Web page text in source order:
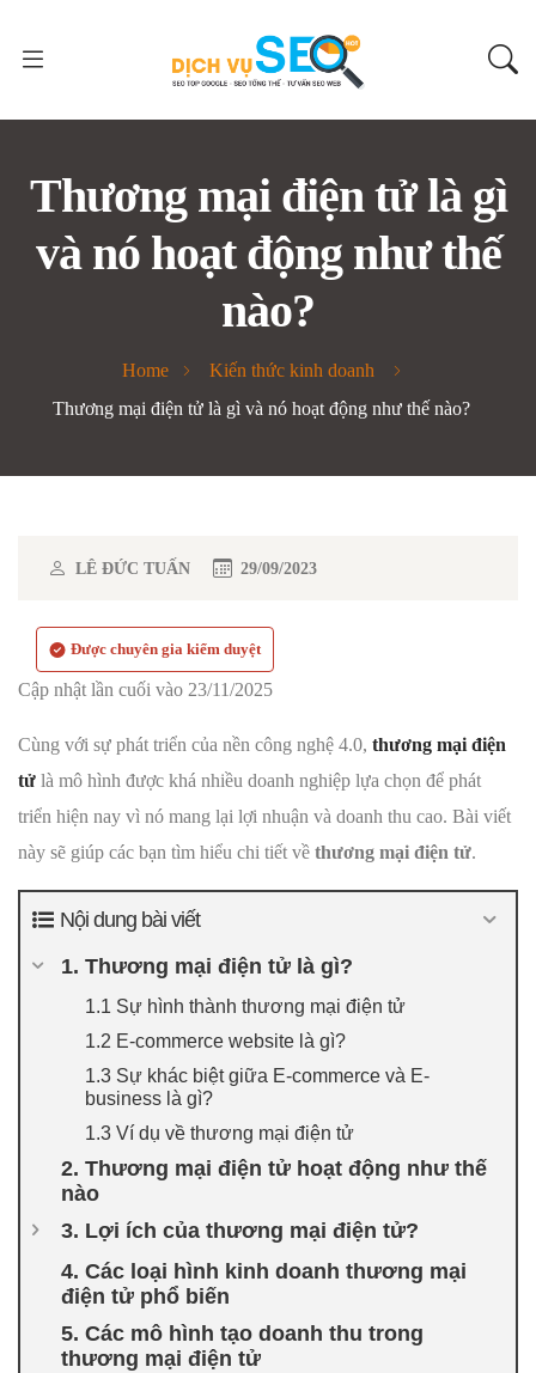
Thương mại điện tử là gì
và nó hoạt động như thế
nào?
Home
Kiến thức kinh doanh
Thương mại điện tử là gì và nó hoạt động như thế nào?
LÊ ĐỨC TUẤN 29/09/2023
Được chuyên gia kiểm duyệt
Cập nhật lần cuối vào 23/11/2025
Cùng với sự phát triển của nền công nghệ 4.0, thương mại điện
tử là mô hình được khá nhiều doanh nghiệp lựa chọn để phát
triển hiện nay vì nó mang lại lợi nhuận và doanh thu cao. Bài viết
này sẽ giúp các bạn tìm hiểu chi tiết về thương mại điện tử.
Nội dung bài viết
1. Thương mại điện tử là gì?
1.1 Sự hình thành thương mại điện tử
1.2 E-commerce website là gì?
1.3 Sự khác biệt giữa E-commerce và E-
business là gì?
1.3 Ví dụ về thương mại điện tử
2. Thương mại điện tử hoạt động như thế
nào
3. Lợi ích của thương mại điện tử?
4. Các loại hình kinh doanh thương mại
điện tử phổ biến
5. Các mô hình tạo doanh thu trong
thương mại điện tử